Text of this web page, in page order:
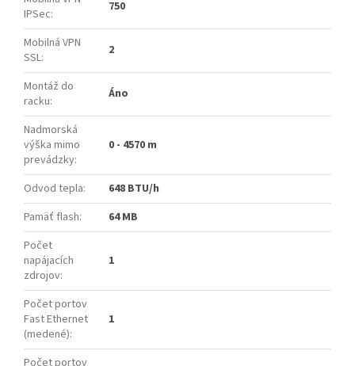
IPSec: 750
Mobilná VPN
SSL: 2
Montáž do
racku: Áno
Nadmorská
výška mimo
prevádzky:
0 - 4570 m
Odvod tepla:
648 BTU/h
Pamäť flash:
64 MB
Počet
napájacích
zdrojov:
1
Počet portov
Fast Ethernet
(medené):
1
Počet portov